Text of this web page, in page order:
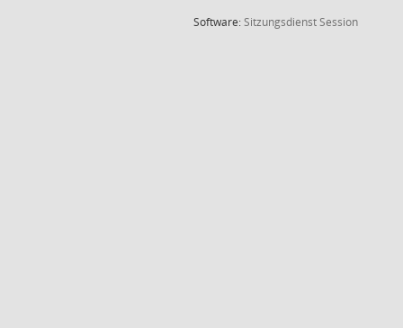
Software:SitzungsdienstSession(Wird in